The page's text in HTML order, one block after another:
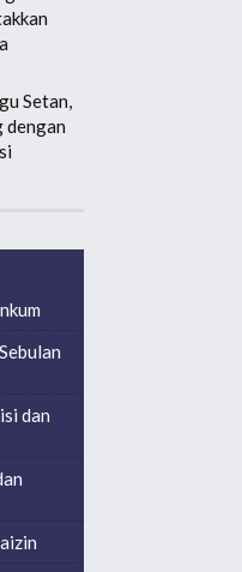
Setan,
dengan
dan